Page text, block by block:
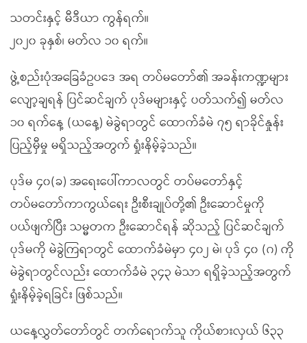
သတင်းနှင့် မီဒီယာ ကွန်ရက်။
၂၀၂၀ ခုနှစ်၊ မတ်လ ၁၀ ရက်။
ဖွဲ့စည်းပုံအခြေခံဥပဒေ အရ တပ်မတော်၏ အခန်းကဏ္ဍများ
လျော့ချရန် ပြင်ဆင်ချက် ပုဒ်မများနှင့် ပတ်သက်၍ မတ်လ
၁၀ ရက်နေ့ (ယနေ့) မဲခွဲရာတွင် ထောက်ခံမဲ ၇၅ ရာခိုင်နှုန်း
ပြည့်မှီမှု မရှိသည့်အတွက် ရှုံးနိမ့်ခဲ့သည်။
ပုဒ်မ ၄၀(ခ) အရေးပေါ်ကာလတွင် တပ်မတော်နှင့်
တပ်မတော်ကာကွယ်ရေး ဦးစီးချုပ်တို့၏ ဦးဆောင်မှုကို
ပယ်ဖျက်ပြီး သမ္မတက ဦးဆောင်ရန် ဆိုသည့် ပြင်ဆင်ချက်
ပုဒ်မကို မဲခွဲကြရာတွင် ထောက်ခံမဲမှာ ၄၀၂ မဲ၊ ပုဒ် ၄၀ (ဂ) ကို
မဲခွဲရာတွင်လည်း ထောက်ခံမဲ ၃၄၃ မဲသာ ရရှိခဲ့သည့်အတွက်
ရှုံးနိမ့်ခဲ့ရခြင်း ဖြစ်သည်။
ယနေ့လွှတ်တော်တွင် တက်ရောက်သူ ကိုယ်စားလှယ် ၆၃၃